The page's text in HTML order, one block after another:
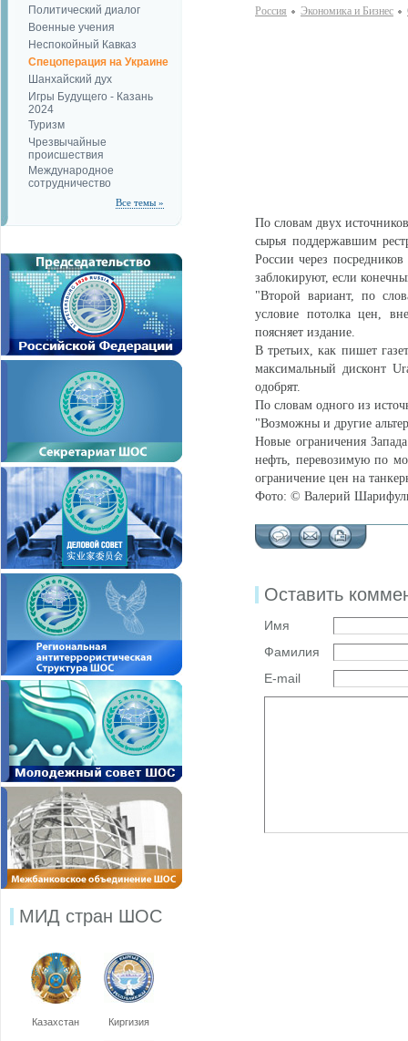
Политический диалог
Военные учения
Неспокойный Кавказ
Спецоперация на Украине
Шанхайский дух
Игры Будущего - Казань
2024
Туризм
Чрезвычайные
происшествия
Международное
сотрудничество
Все темы »
МИД стран ШОС
Казахстан Киргизия
Россия Экономика и Бизнес
По словам двух
сырья поддержавшим
России через
заблокируют, если
"Второй вариант, по
условие потолка цен,
поясняет издание.
В третьих, как пишет
максимальный дисконт
одобрят.
По словам одного из
"Возможны и другие
Новые ограничения
нефть, перевозимую по
ограничение цен на
Фото: © Валерий
Оставить
Имя
Фамилия
E-mail